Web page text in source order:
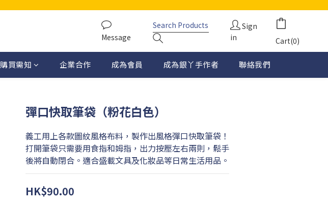
Message
Sign
in
Cart(0)
購買需知 企業合作 成為會員 成為銀丫手作者 聯絡我們
彈口快取筆袋（粉花白色）
義工用上各款圖紋風格布料，製作出風格彈口快取筆袋！
打開筆袋只需要用食指和姆指，出力按壓左右兩則，鬆手
後將自動閉合。適合盛載文具及化妝品等日常生活用品。
HK$90.00